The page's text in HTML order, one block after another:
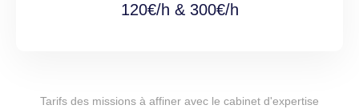
120€/h & 300€/h
Tarifs des missions à affiner avec le cabinet d'expertise